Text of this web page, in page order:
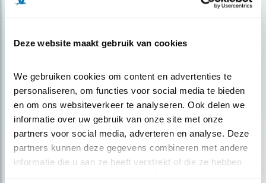
Deze website maakt gebruik van cookies
We gebruiken cookies om content en advertenties te
personaliseren, om functies voor social media te bieden
en om ons websiteverkeer te analyseren. Ook delen we
informatie over uw gebruik van onze site met onze
partners voor social media, adverteren en analyse. Deze
partners kunnen deze gegevens combineren met andere
informatie die u aan ze heeft verstrekt of die ze hebben
over vogels en activiteiten van Vogelbescherming.